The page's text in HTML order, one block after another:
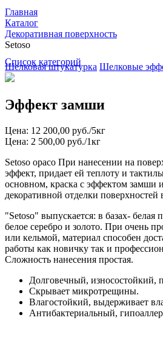
Главная
Каталог
Декоративная поверхность
Setoso
Список категорий
Шелковая штукатурка Шелковые
Эффект замши
Цена: 12 200,00 руб./5кг
Цена: 2 500,00 руб./1кг
Setoso opaco При нанесении на
эффект, придает ей теплоту и
основном, краска с эффектом замши
декоративной отделки поверхностей
"Setoso" выпускается: в базах- белая
белое серебро и золото. При очень
или кельмой, материал способен
работы как новичку так и
Сложность нанесения простая.
Долговечный, износостойкий,
Скрывает микротрещины.
Влагостойкий, выдерживает
Антибактериальный,